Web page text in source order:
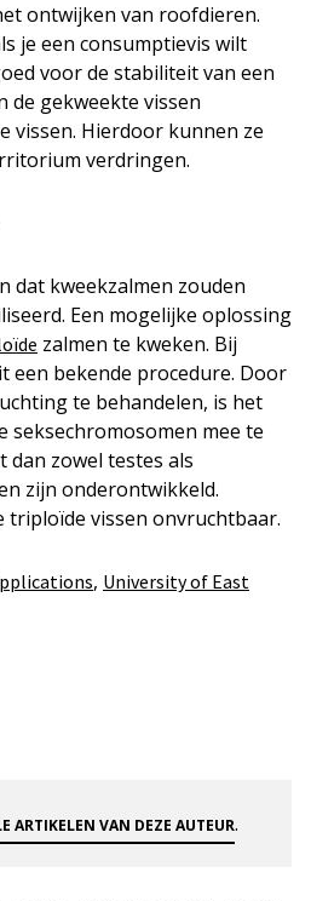
ontwijken van roofdieren.
je een consumptievis wilt
voor de stabiliteit van een
de gekweekte vissen
vissen. Hierdoor kunnen ze
verdringen.
dat kweekzalmen zouden
Een mogelijke oplossing
zalmen te kweken. Bij
een bekende procedure. Door
te behandelen, is het
seksechromosomen mee te
dan zowel testes als
zijn onderontwikkeld.
triploïde vissen onvruchtbaar.
, University of East
ARTIKELEN VAN DEZE AUTEUR.